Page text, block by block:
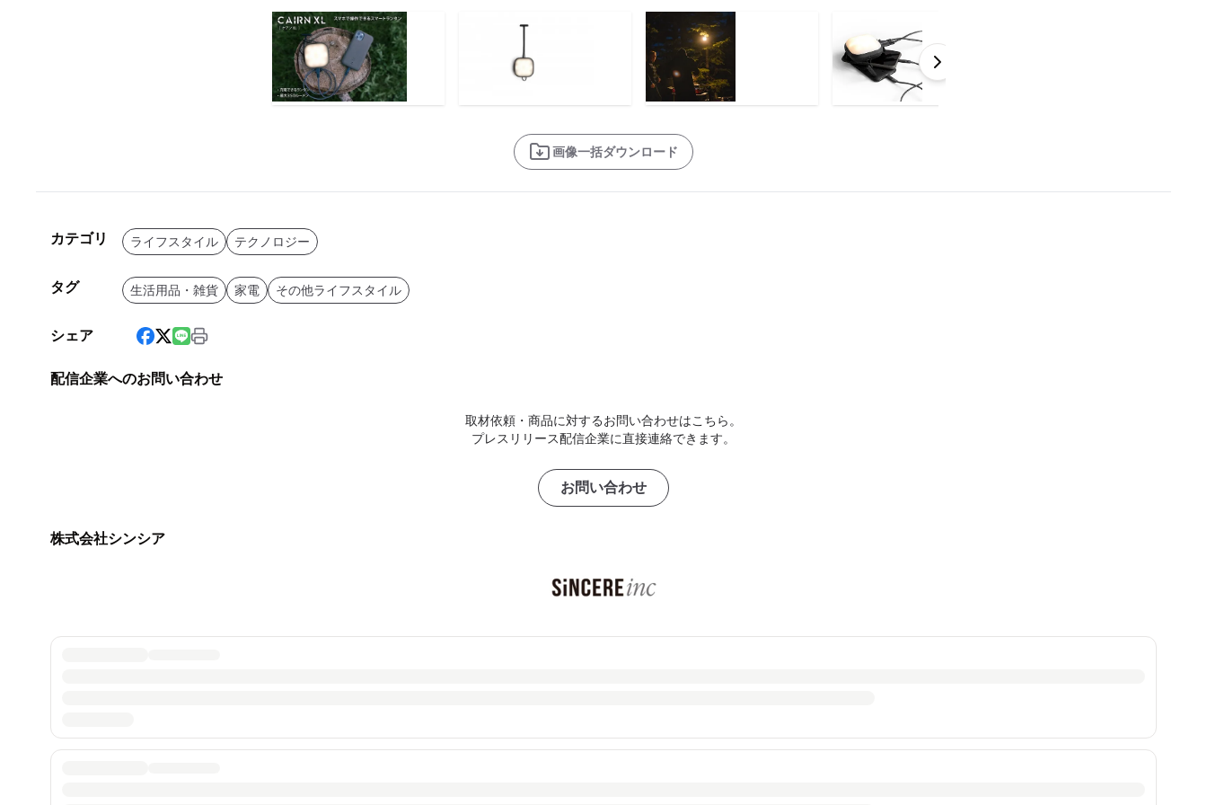
画像一括ダウンロード
カテゴリ ライフスタイル テクノロジー
タグ 生活用品・雑貨 家電 その他ライフスタイル
シェア
配信企業へのお問い合わせ
取材依頼・商品に対するお問い合わせはこちら。
プレスリリース配信企業に直接連絡できます。
お問い合わせ
株式会社シンシア